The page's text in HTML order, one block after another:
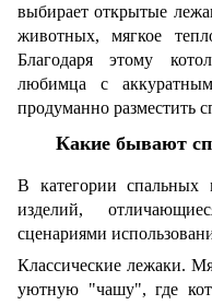
выбирает открытые
животных, мягкое
Благодаря этому
любимца с
продуманно разместить
Какие бывают
В категории спальных
изделий,
сценариями
Классические лежаки.
уютную "чашу", где кот